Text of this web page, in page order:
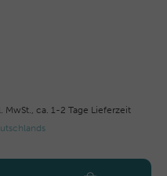
MwSt., ca. 1-2 Tage Lieferzeit